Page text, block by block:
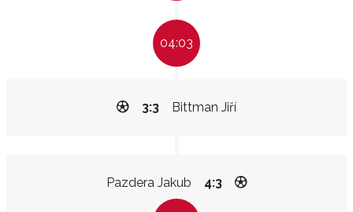
04:03
Bittman Jiří
3:3
Pazdera Jakub 4:3